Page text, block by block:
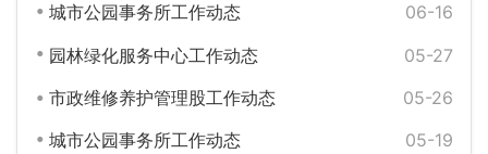
06-16
城市公园事务所工作动态
05-27
园林绿化服务中心工作动态
05-26
市政维修养护管理股工作动态
05-19
城市公园事务所工作动态